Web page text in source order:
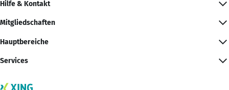
Hilfe & Kontakt
Mitgliedschaften
Hauptbereiche
Services